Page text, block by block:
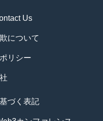
Us
について
リシー
づく表記